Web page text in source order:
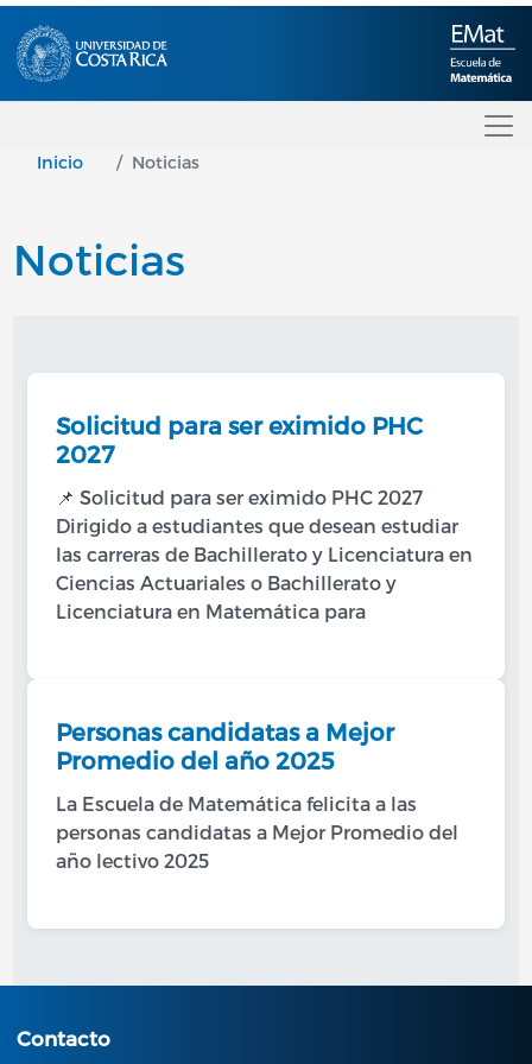
Inicio Noticias
Noticias
Solicitud para ser eximido PHC
2027
📌 Solicitud para ser eximido PHC 2027
Dirigido a estudiantes que desean estudiar
las carreras de Bachillerato y Licenciatura en
Ciencias Actuariales o Bachillerato y
Licenciatura en Matemática para
Personas candidatas a Mejor
Promedio del año 2025
La Escuela de Matemática felicita a las
personas candidatas a Mejor Promedio del
año lectivo 2025
Contacto